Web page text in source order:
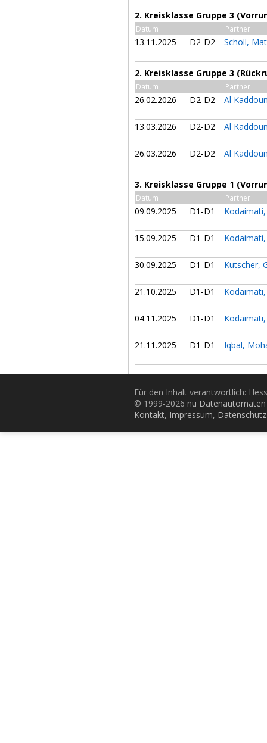
2. Kreisklasse Gruppe 3
Datum Partner
13.11.2025 D2-D2 Scholl,
2. Kreisklasse Gruppe 3
Datum Partner
26.02.2026 D2-D2 Al
13.03.2026 D2-D2 Al
26.03.2026 D2-D2 Al
3. Kreisklasse Gruppe 1
Datum Partner
09.09.2025 D1-D1
15.09.2025 D1-D1
30.09.2025 D1-D1 Kutscher,
21.10.2025 D1-D1
04.11.2025 D1-D1
21.11.2025 D1-D1 Iqbal,
Für den Inhalt verantwortlich:
© 1999-2026 nu
Kontakt, Impressum, Datenschutz